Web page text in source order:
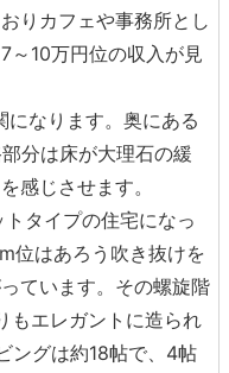
りカフェや事務所とし
～10万円位の収入が見
になります。奥にある
分は床が大理石の緩
感じさせます。
タイプの住宅になっ
位はあろう吹き抜けを
ています。その螺旋階
もエレガントに造られ
ングは約18帖で、4帖